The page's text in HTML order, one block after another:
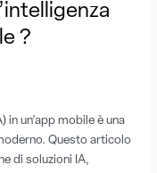
?
in un’app mobile è una
Questo articolo
di soluzioni IA,